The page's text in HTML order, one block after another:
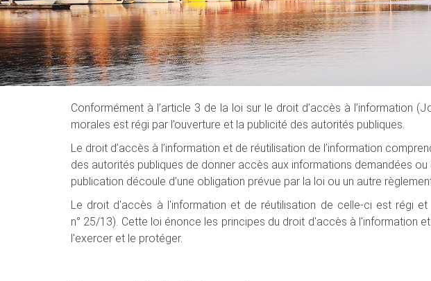
Conformément à l’article 3 de la loi sur le droit d’accès à l’information
morales est régi par l’ouverture et la publicité des autorités publiques.
Le droit d’accès à l’information et de réutilisation de l’information
des autorités publiques de donner accès aux informations demandées
publication découle d’une obligation prévue par la loi ou un autre
Le droit d'accès à l'information et de réutilisation de celle-ci est régi
n° 25/13). Cette loi énonce les principes du droit d'accès à l'information
l'exercer et le protéger.